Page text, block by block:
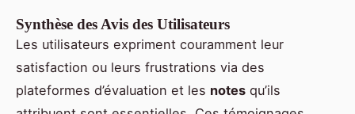
Synthèse des Avis des Utilisateurs
Les utilisateurs expriment couramment leur
satisfaction ou leurs frustrations via des
plateformes d’évaluation et les notes qu’ils